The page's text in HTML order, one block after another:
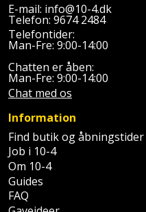
Skruetrækker
Skruetvinge
Slibeartikler
Smøring
og
rustopløser
Soldater
støtte
Linjelaser
Loddekolbe
Luftværktøj
Måleinstrumenter
Malersprøjte
Mejselhammer
Personlig
pleje
Plantekasser
Postkasse
Postkassestander
Prepping
Presenning
E-mail: info@10-4.dk
Telefon: 9674 2484
Telefontider:
Man-Fre: 9:00-14:00
Chatten er åben:
Man-Fre: 9:00-14:00
Chat med os
Information
Find butik og åbningstider
Job i 10-4
Om 10-4
Guides
FAQ